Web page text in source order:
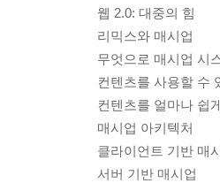
웹 2.0: 대중의 힘
리믹스와 매시업
무엇으로 매시업 시
컨텐츠를 사용할 수
컨텐츠를 얼마나 쉽
매시업 아키텍처
클라이언트 기반 매
서버 기반 매시업